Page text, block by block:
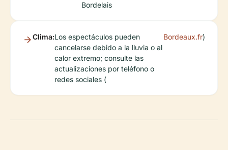
Bordelais
Clima:Los espectáculos pueden
cancelarse debido a la lluvia o al
calor extremo; consulte las
actualizaciones por teléfono o
redes sociales (
Bordeaux.fr)